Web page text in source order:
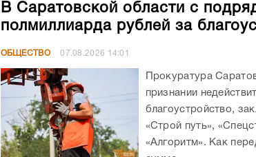
В Саратовской области с
полмиллиарда рублей за
ОБЩЕСТВО 07.08.2026 14:01
Прокуратура
признании
благоустройство,
«Строй путь»,
«Алгоритм». Как